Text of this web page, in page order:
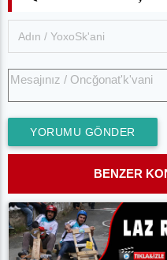
YORUMU GÖNDER
BENZER